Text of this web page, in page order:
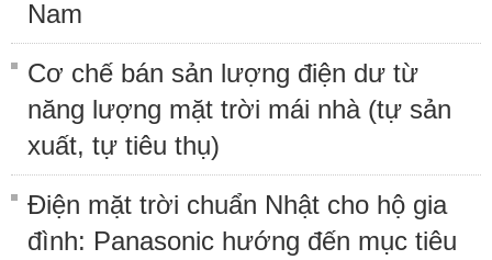
Nam
Cơ chế bán sản lượng điện dư từ
năng lượng mặt trời mái nhà (tự sản
xuất, tự tiêu thụ)
Điện mặt trời chuẩn Nhật cho hộ gia
đình: Panasonic hướng đến mục tiêu